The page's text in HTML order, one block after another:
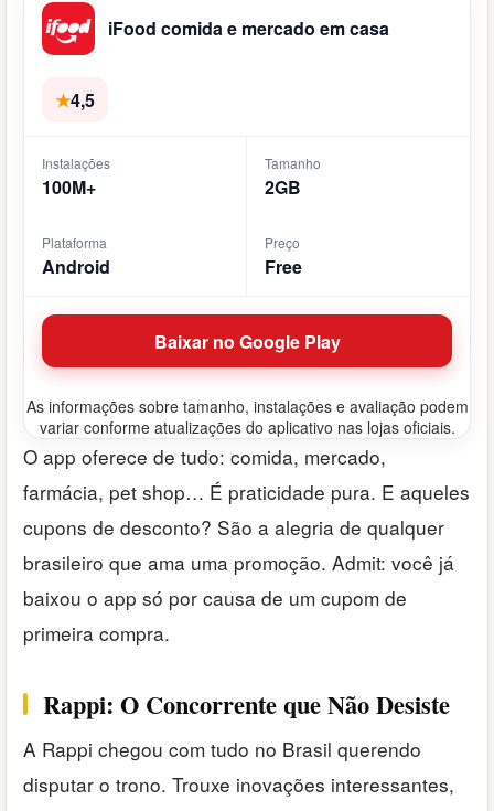
iFood comida e mercado em casa
★4,5
Instalações
100M+
Tamanho
2GB
Plataforma
Android
Preço
Free
Baixar no Google Play
As informações sobre tamanho, instalações e avaliação podem
variar conforme atualizações do aplicativo nas lojas oficiais.
O app oferece de tudo: comida, mercado,
farmácia, pet shop… É praticidade pura. E aqueles
cupons de desconto? São a alegria de qualquer
brasileiro que ama uma promoção. Admit: você já
baixou o app só por causa de um cupom de
primeira compra.
Rappi: O Concorrente que Não Desiste
A Rappi chegou com tudo no Brasil querendo
disputar o trono. Trouxe inovações interessantes,